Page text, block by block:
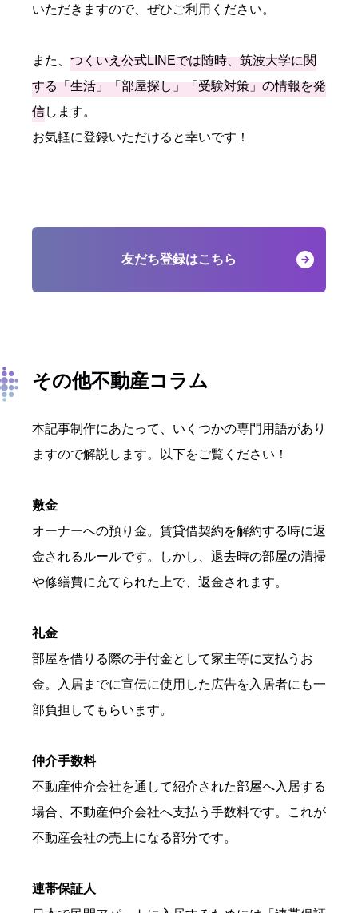
いただきますので、ぜひご利用ください。
また、 つくいえ公式LINEでは随時、筑波大学に関
する「生活」「部屋探し」「受験対策」の情報を発
信します。
お気軽に登録いただけると幸いです！
友だち登録はこちら
その他不動産コラム
本記事制作にあたって、いくつかの専門用語があり
ますので解説します。以下をご覧ください！
敷金
オーナーへの預り金。賃貸借契約を解約する時に返
金されるルールです。しかし、退去時の部屋の清掃
や修繕費に充てられた上で、返金されます。
礼金
部屋を借りる際の手付金として家主等に支払うお
金。入居までに宣伝に使用した広告を入居者にも一
部負担してもらいます。
仲介手数料
不動産仲介会社を通して紹介された部屋へ入居する
場合、不動産仲介会社へ支払う手数料です。これが
不動産会社の売上になる部分です。
連帯保証人